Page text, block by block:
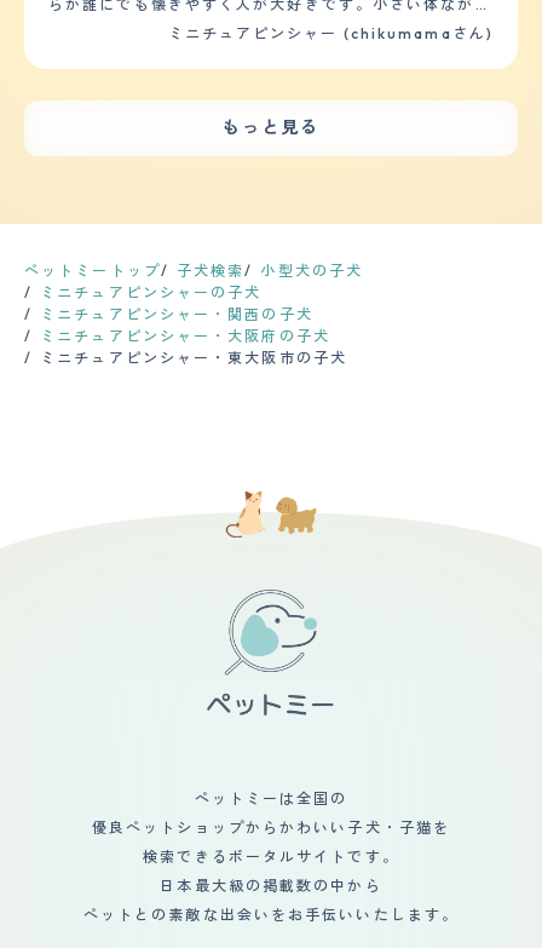
きくうるさいです。我が家は、3階建てになり、それぞれ
の階に義理母、義理兄家族、私たち夫婦が住んでいます。
ンキャンした吠え方と、それぞれの状況によって吠え方が
事することもできずが1週間続き、犬の将来が心配でし
た。犬の為にもと思い、犬の訓練所に連れて行きました。
指導の方に私たち自身も、犬について色々、教えてもら
い、犬も、訓練所で少しずつ日常の状況に慣れて改善する
ことができました。今は、家族でもあり、友人でもある存
第一関節がすっぽり埋まるくらいまで伸びて質感はコシが
強く、毛量も多いです。抜け毛も多いので室内で自由に解
りは用心したほうがいいかもしれません。シャンプーは犬
健康問題は肥満気味なのと年齢を重ねているので身体機能
の低下、白内障といったものはあります。定期的な健康診
のでそう多くはありません。 【鳴き声】 どちらかと言え
声ではなく、『ヴウォゥ,ヴウォウ』と力強さのある声
で、本気で吠えられると家の外からでも鳴き声が貫通して
きます(苦笑)。飼い始めた小さい頃の時代の声はか細く
「キュー,キュー」といった可愛げがあるものだったの
で、それをいつまでも聞いていたいという方は録音してお
尻尾とすらっとした身体でドーベルマンを想起させる見た
目だと思いますが、私の飼い犬の場合には最初から尻尾を
い。購入した時は子犬だったのでまだ耳も垂れており、そ
んな愛くるしいルックスもあって、第一印象は「なんだこ
の可愛いが詰まった生き物は」でした。 飼い始めは弱々
しさが目立っていたので身体が弱いのかなと不安もありま
したが、想像の遥か上をいく逞しさに成長して今は寧ろ困
るくらいで、生活は一日2回の散歩を含め、犬が中心にな
小鹿みたいです。 【しつけやすさ】 散歩は朝夕と1日2
回、30分から1時間。２ｋｍから４ｋｍは歩きます。家で
ス」と基本的なコマンドはわかるようです。 【お手入
れ】 皮膚のアレルギーがあるので、定期的に病院で診て
爪切り、肛門しぼりはプロにお任せしています。 【鳴き
声】 窓から見える人影や、ピンポン、玄関前を通る足音
等で番犬スイッチが発動し、思いっきり吠えます。 鳴き
声が高く、大きいので、とても響きます。 アップルウォ
ッチの警告が出るほどの爆音なので、出来るだけ早めに落
にでもガジガジ噛み いたずらばかりするので大変でし
た。 パピーパーティーやしつけ教室に通ったり、トレー
ナーさんに来てもらったりと 色々なトレーニングを経
かりました。 小型犬ですが、ものすごい運動量を必要と
しているので、ドッグランでも大型犬に負けないくらい走
っています。 しかも結構なスピードで走るのがすごいで
す。 ドッグラン内で犬同士のコミュニティもあるよう
で、先輩犬から上下関係を学んでいました。 普段の散歩
プラス、定期的にドッグランで走らせないとストレスが溜
らか誰にでも懐きやすく人が大好きです。小さい体ながら
も気は強く自分より大きな犬にでも果敢に立ち向かいま
いきます。落ち着きがなくトイレも動きながらするので本
ことはないですが小型犬には多い膝蓋骨脱臼に軽度なりか
ットや階段にも一工夫して足へ負担がかからないようにし
体ですが運動量はしっかり必要です。散歩は、朝と晩に
30分?1時間程度しますがまだまだ動きたがります。室内
を自由にさせているので一人でおもちゃで遊んだりボール
投げで走らせたりたまにドッグランで思いっきり走らせた
りしています。 【毛の手入れ・シャンプー回数】 短毛な
おくと自然乾燥します。トリミング代も他の犬種に比べる
と安くすみます。爪が黒いので自分できるのは難しいで
毛種が欲しいと思っていました。先住犬と仲良くお互い遊
びあってくれたらいいなあと思っていました。思っていた
ほど仲良くはなりませんでしたが一緒に遊んだりもしてい
ました。その後亡くなり、またあたらしく迎えた柴犬とは
仲良くなってくれました。やんちゃな子犬の遊び相手にな
ってくれたり寒い日は仲良くひっついて寝ているのをみる
ら離れていきますが噛んだりなど攻撃はしてこないです。
最近は、こどものおもちゃが気になるようで密かに寝床に
持ち帰りかじったりしていますが相変わらず叱ってもその
場だけで日が経てば何度でも繰り返しています。いつまで
も子犬のままなような性格で我が家に笑顔をくれます。
ミニチュアピンシャー (chikumamaさん)
もっと見る
ペットミートップ 子犬検索
小型犬の子犬
ミニチュアピンシャーの子犬
ミニチュアピンシャー・関西の子犬
ミニチュアピンシャー・大阪府の子犬
ミニチュアピンシャー・東大阪市の子犬
ペットミーは全国の
優良ペットショップからかわいい子犬・子猫を
検索できるポータルサイトです。
日本最大級の掲載数の中から
ペットとの素敵な出会いをお手伝いいたします。